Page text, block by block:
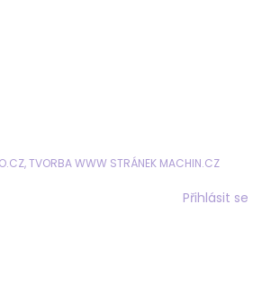
TVORBA WWW STRÁNEK MACHIN.CZ
Přihlásit se